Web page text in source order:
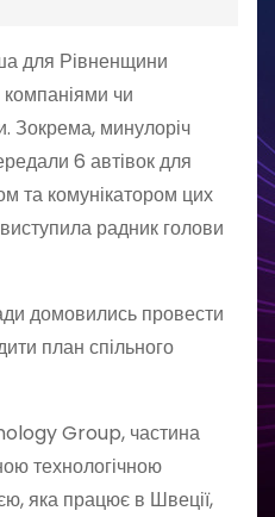
для Рівненщини
чи
Зокрема, минулоріч
6 автівок для
та комунікатором цих
радник голови
домовились провести
план спільного
Group, частина
технологічною
яка працює в Швеції,